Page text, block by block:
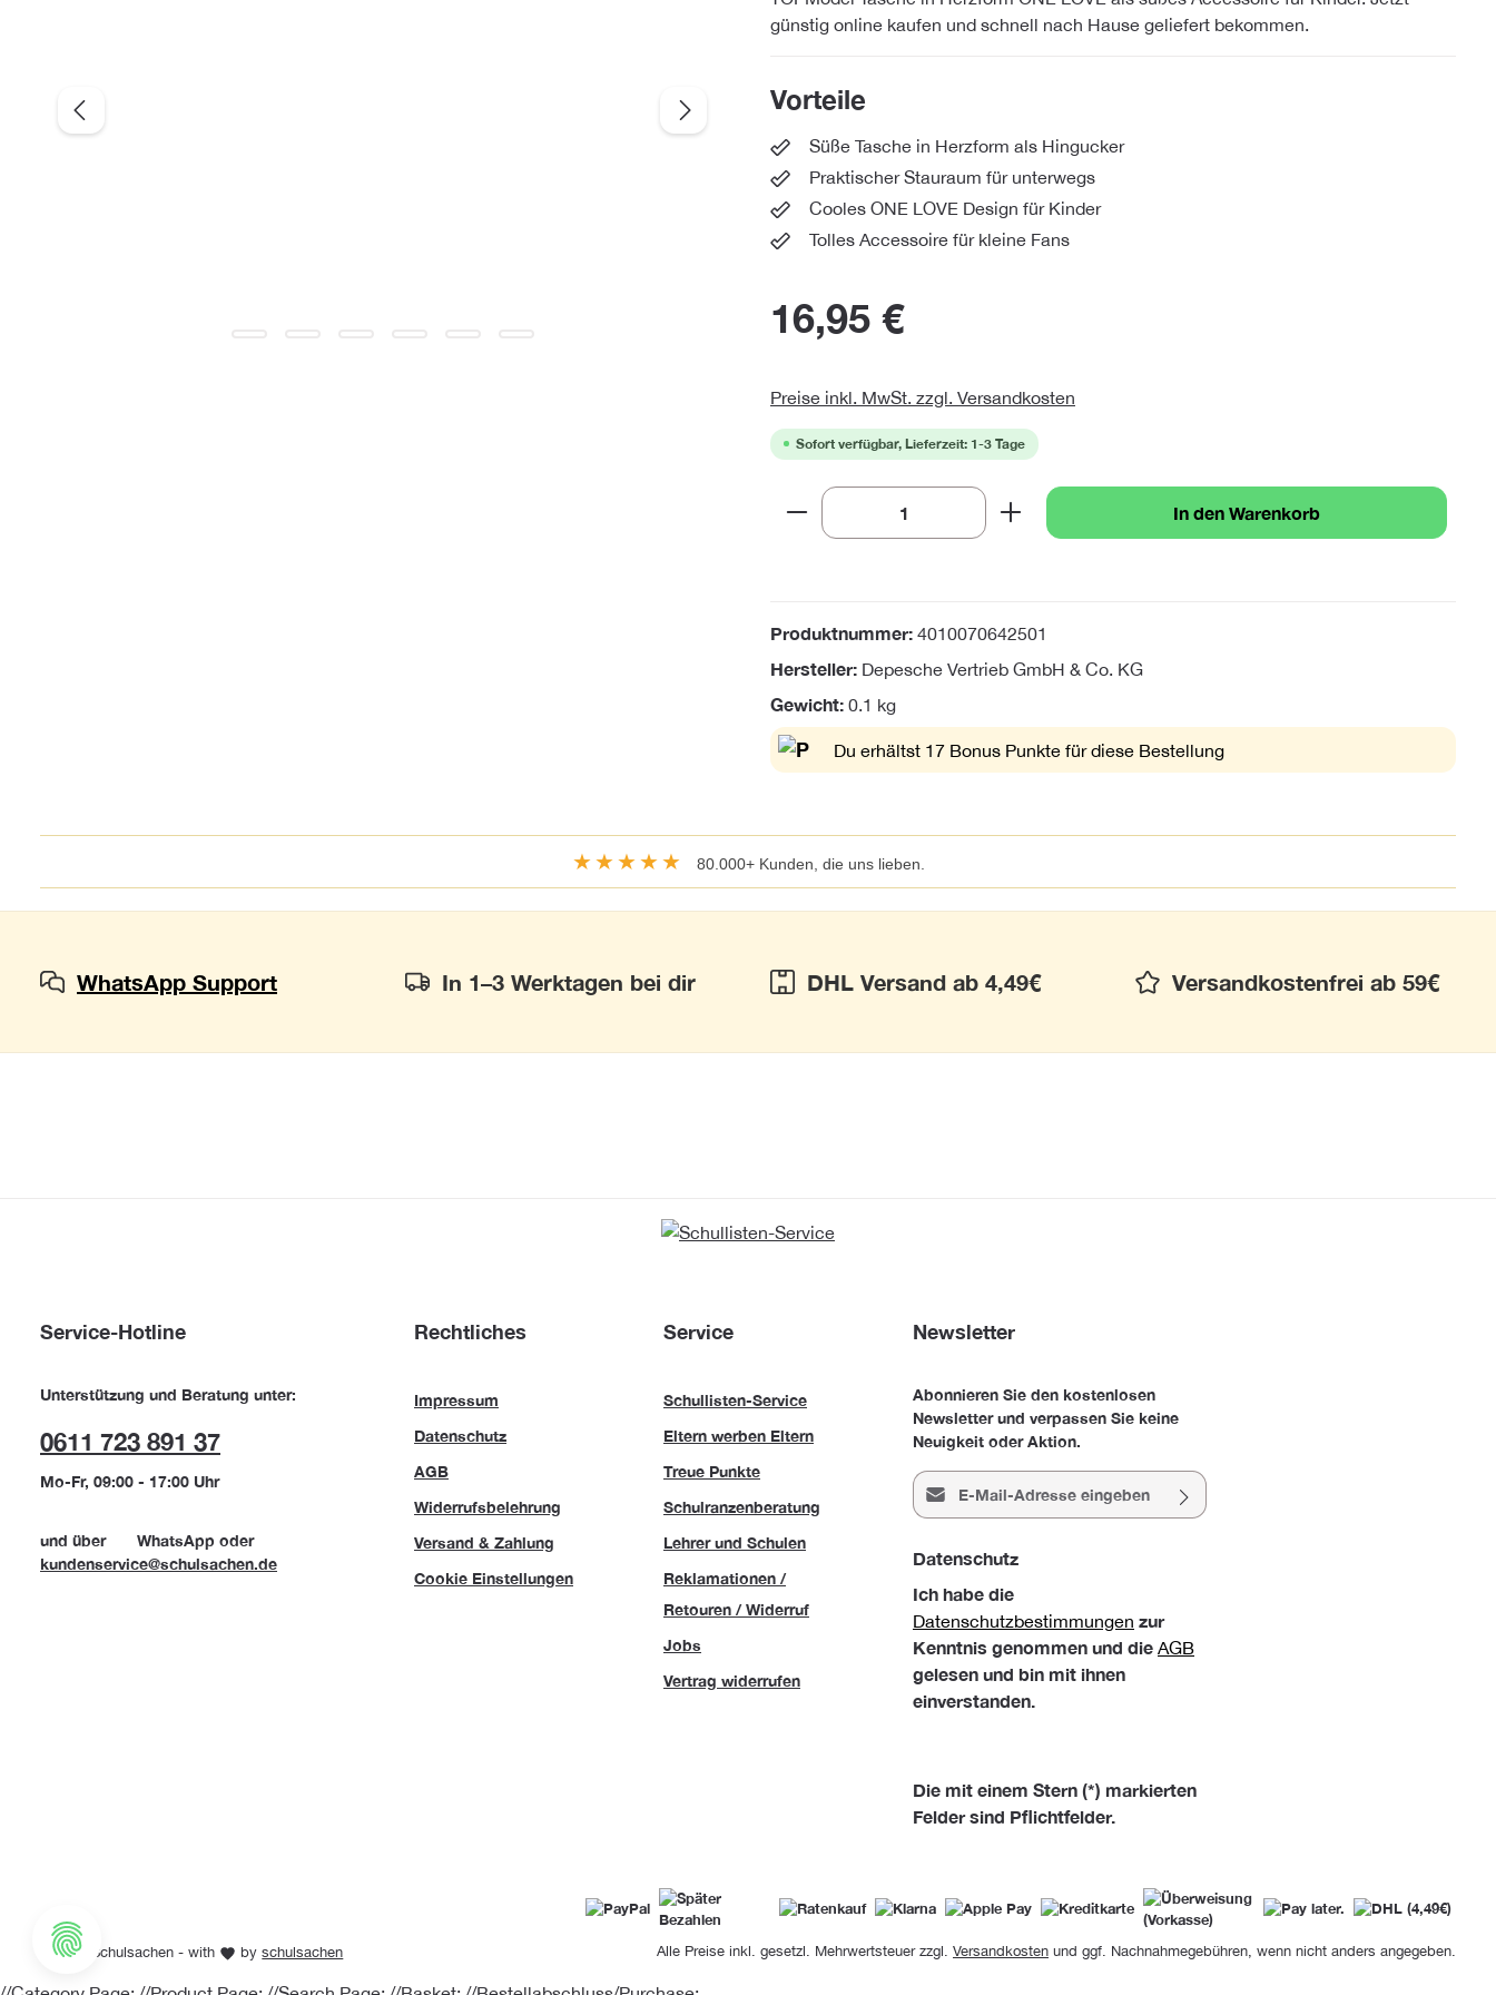
günstig online kaufen und schnell nach Hause geliefert bekommen.
Vorteile
Süße Tasche in Herzform als Hingucker
Praktischer Stauraum für unterwegs
Cooles ONE LOVE Design für Kinder
Tolles Accessoire für kleine Fans
16,95 €
Preise inkl. MwSt. zzgl. Versandkosten
Sofort verfügbar, Lieferzeit: 1-3 Tage
Produkt Anzahl: Gib den gewünschten Wert ein oder
In den Warenkorb
Produktnummer: 4010070642501
Hersteller: Depesche Vertrieb GmbH & Co. KG
Gewicht: 0.1 kg
Du erhältst 17 Bonus Punkte für diese Bestellung
★★★★★ 80.000+ Kunden, die uns lieben.
WhatsApp Support In 1–3 Werktagen bei dir DHL Versand ab 4,49€ Versandkostenfrei ab 59€
Service-Hotline
Unterstützung und Beratung unter:
0611 723 891 37
Mo-Fr, 09:00 - 17:00 Uhr
und über WhatsApp oder
kundenservice@schulsachen.de
Rechtliches
Impressum
Datenschutz
AGB
Widerrufsbelehrung
Versand & Zahlung
Cookie Einstellungen
Service
Schullisten-Service
Eltern werben Eltern
Treue Punkte
Schulranzenberatung
Lehrer und Schulen
Reklamationen /
Retouren / Widerruf
Jobs
Vertrag widerrufen
Newsletter
Abonnieren Sie den kostenlosen
Newsletter und verpassen Sie keine
Neuigkeit oder Aktion.
E-Mail-Adresse*
Datenschutz
Ich habe die
Datenschutzbestimmungen zur
Kenntnis genommen und die AGB
gelesen und bin mit ihnen
einverstanden.
Die mit einem Stern (*) markierten
Felder sind Pflichtfelder.
© 2026 Schulsachen - with byschulsachen Alle Preise inkl. gesetzl. Mehrwertsteuer zzgl. Versandkosten und ggf. Nachnahmegebühren, wenn nicht anders angegeben.